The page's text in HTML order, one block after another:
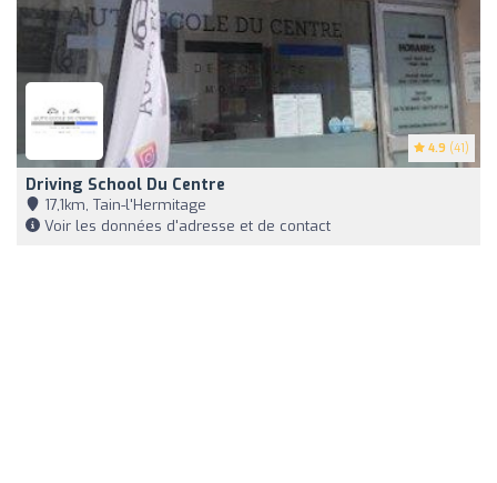
4.9 (41)
Driving School Du Centre
17,1km, Tain-l'Hermitage
Voir les données d'adresse et de contact